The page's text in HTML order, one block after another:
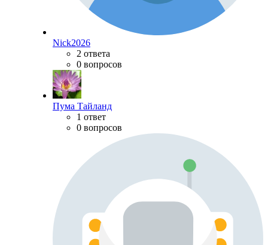
Nick2026
2 ответа
0 вопросов
Пума Тайланд
1 ответ
0 вопросов